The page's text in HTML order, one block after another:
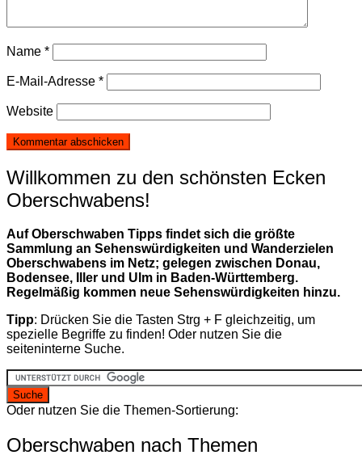
Name *
E-Mail-Adresse *
Website
Willkommen zu den schönsten Ecken
Oberschwabens!
Auf Oberschwaben Tipps findet sich die größte
Sammlung an Sehenswürdigkeiten und Wanderzielen
Oberschwabens im Netz; gelegen zwischen Donau,
Bodensee, Iller und Ulm in Baden-Württemberg.
Regelmäßig kommen neue Sehenswürdigkeiten hinzu.
Tipp: Drücken Sie die Tasten Strg + F gleichzeitig, um
spezielle Begriffe zu finden! Oder nutzen Sie die
seiteninterne Suche.
Oder nutzen Sie die Themen-Sortierung:
Oberschwaben nach Themen